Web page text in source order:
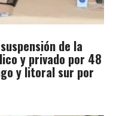
de la
y privado por 48
y litoral sur por